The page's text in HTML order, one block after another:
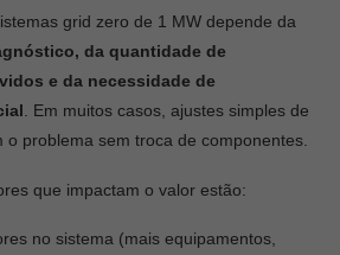
grid zero de 1 MW depende da
da quantidade de
e da necessidade de
. Em muitos casos, ajustes simples de
problema sem troca de componentes.
que impactam o valor estão:
no sistema (mais equipamentos,